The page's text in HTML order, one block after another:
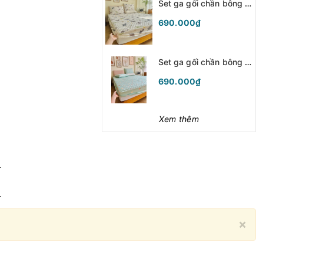
Set ga gối chần bông (Khủng long) - SGGCB342
690.000₫
Set ga gối chần bông (Bí ngô xanh mint) - SGGCB341
690.000₫
Xem thêm
×